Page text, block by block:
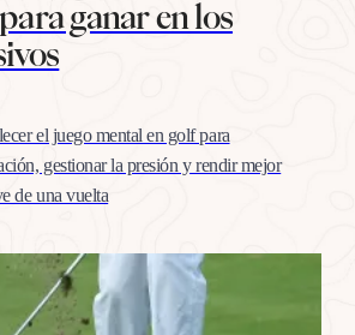
ganar en los
el juego mental en golf para
gestionar la presión y rendir mejor
de una vuelta